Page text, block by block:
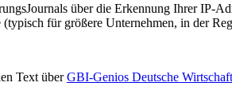
über die Erkennung Ihrer IP-
für größere Unternehmen, in der
Text überGBI-Genios Deutsche